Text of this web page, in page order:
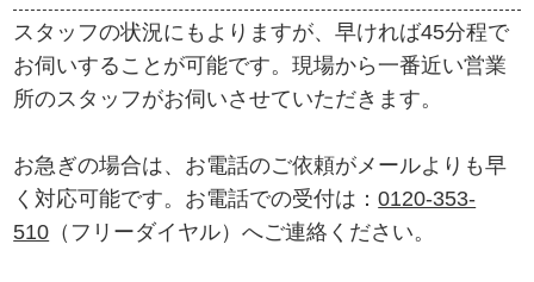
スタッフの状況にもよりますが、早ければ45分程で
お伺いすることが可能です。現場から一番近い営業
所のスタッフがお伺いさせていただきます。
お急ぎの場合は、お電話のご依頼がメールよりも早
く対応可能です。お電話での受付は：0120-353-
510 （フリーダイヤル）へご連絡ください。